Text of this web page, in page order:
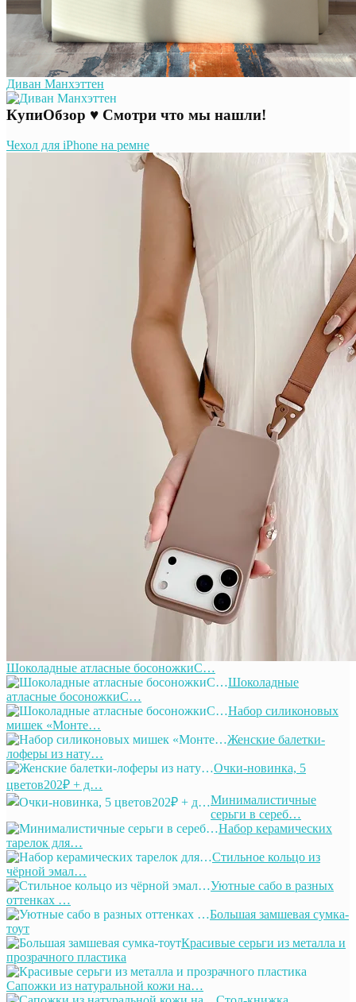
Диван Манхэттен
КупиОбзор ♥ Смотри что мы нашли!
Чехол для iPhone на ремне
Шоколадные атласные босоножкиС…
Шоколадные
атласные босоножкиС…
Набор силиконовых
мишек «Монте…
Женские балетки-
лоферы из нату…
Очки-новинка, 5
цветов202₽ + д…
Минималистичные
серьги в сереб…
Набор керамических
тарелок для…
Стильное кольцо из
чёрной эмал…
Уютные сабо в разных
оттенках …
Большая замшевая сумка-
тоут
Красивые серьги из металла и
прозрачного пластика
Сапожки из натуральной кожи на…